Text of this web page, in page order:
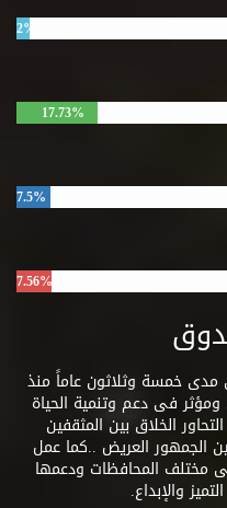
2%
17.73%
7.5%
7.56%
مدى خمسة وثلاثون عاماً منذ
فعال ومؤثر فى دعم وتنمية الحياة
الخلاق بين المثقفين
الجمهور العريض ..كما عمل
مختلف المحافظات ودعمها
والإبداع.